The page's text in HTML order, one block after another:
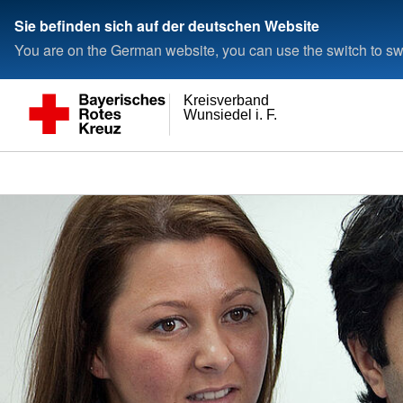
Sie befinden sich auf der deutschen Website
You are on the German website, you can use the switch to
Wunsiedel i. F.
Kreisverband